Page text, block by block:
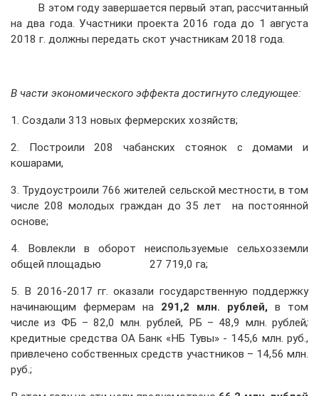
В этом году завершается первый этап, рассчитанный
на два года. Участники проекта 2016 года до 1 августа
2018 г. должны передать скот участникам 2018 года.
В части экономического эффекта достигнуто следующее:
1. Создали 313 новых фермерских хозяйств;
2. Построили 208 чабанских стоянок с домами и
кошарами,
3. Трудоустроили 766 жителей сельской местности, в том
числе 208 молодых граждан до 35 лет на постоянной
основе;
4. Вовлекли в оборот неиспользуемые сельхозземли
общей площадью 27 719,0 га;
5. В 2016-2017 гг. оказали государственную поддержку
начинающим фермерам на 291,2 млн. рублей, в том
числе из ФБ – 82,0 млн. рублей, РБ – 48,9 млн. рублей;
кредитные средства ОА Банк «НБ Тувы» - 145,6 млн. руб.,
привлечено собственных средств участников – 14,56 млн.
руб.;